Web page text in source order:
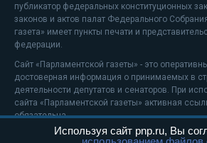
публикатор федеральных конституционных
законов и актов палат Федерального
газета» имеет пункты печати и
федерации.
Сайт «Парламентской газеты» - это
достоверная информация о принимаемых в
деятельности депутатов и сенаторов. При
сайта «Парламентской газеты» активная
обязательна.
На информационном ресурсе применяются
Используя сайт pnp.ru, Вы